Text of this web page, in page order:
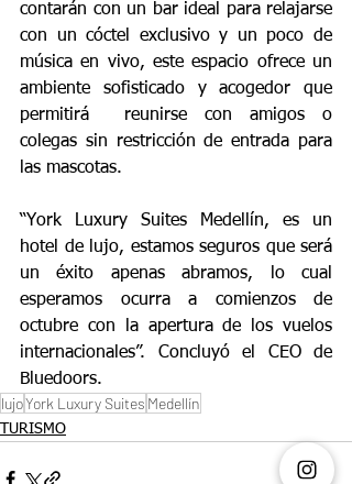
contarán con un bar ideal para relajarse
con un cóctel exclusivo y un poco de
música en vivo, este espacio ofrece un
ambiente sofisticado y acogedor que
permitirá  reunirse con amigos o
colegas sin restricción de entrada para
las mascotas.
“York Luxury Suites Medellín, es un
hotel de lujo, estamos seguros que será
un éxito apenas abramos, lo cual
esperamos ocurra a comienzos de
octubre con la apertura de los vuelos
internacionales”. Concluyó el CEO de
Bluedoors.
lujoYork Luxury Suites Medellín
TURISMO